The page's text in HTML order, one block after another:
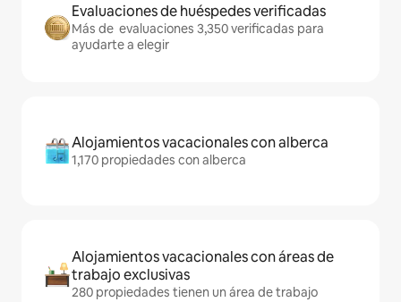
Evaluaciones de huéspedes verificadas
Más de evaluaciones 3,350 verificadas para
ayudarte a elegir
Alojamientos vacacionales con alberca
1,170 propiedades con alberca
Alojamientos vacacionales con áreas de
trabajo exclusivas
280 propiedades tienen un área de trabajo